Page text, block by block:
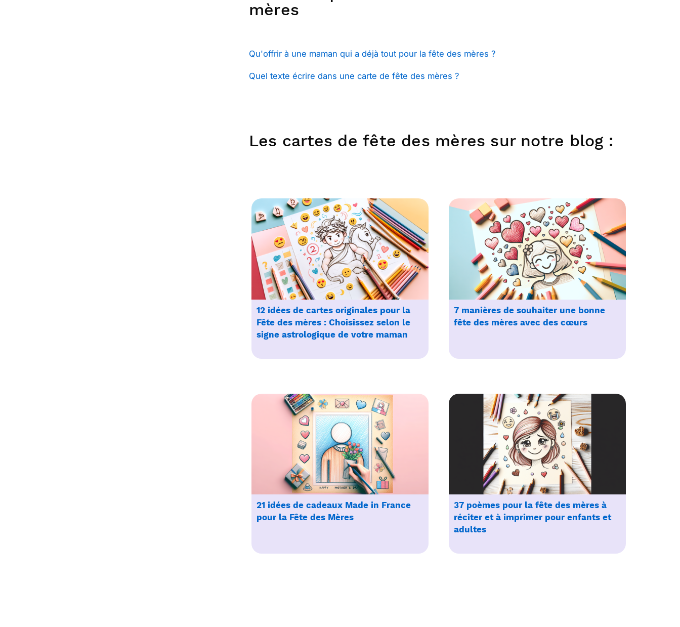
mères
Qu'offrir à une maman qui a déjà tout pour la fête des mères ?
Quel texte écrire dans une carte de fête des mères ?
Les cartes de fête des mères sur notre blog :
12 idées de cartes originales pour la
Fête des mères : Choisissez selon le
signe astrologique de votre maman
7 manières de souhaiter une bonne
fête des mères avec des cœurs
21 idées de cadeaux Made in France
pour la Fête des Mères
37 poèmes pour la fête des mères à
réciter et à imprimer pour enfants et
adultes